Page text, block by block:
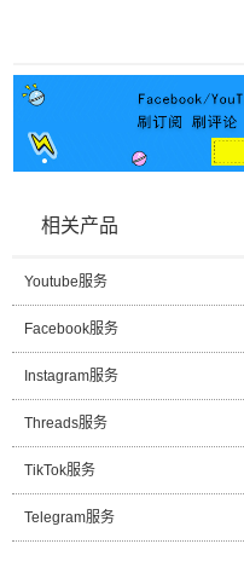
相关产品
Youtube服务
Facebook服务
Instagram服务
Threads服务
TikTok服务
Telegram服务